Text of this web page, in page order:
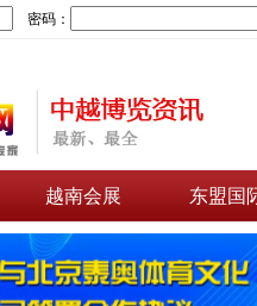
密码：
越南会展 东盟国